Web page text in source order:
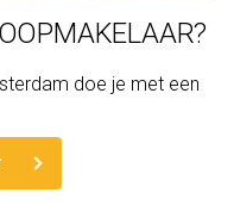
doe je met een